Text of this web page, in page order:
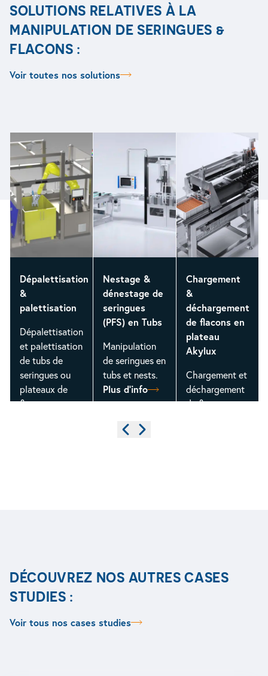
SOLUTIONS RELATIVES À LA
MANIPULATION DE SERINGUES &
FLACONS :
Voir toutes nos solutions
Dépalettisation
&
palettisation
Dépalettisation
et palettisation
de tubs de
seringues ou
plateaux de
flacons
Nestage &
dénestage de
seringues
(PFS) en Tubs
Manipulation
de seringues en
tubs et nests.
Plus d'info
Chargement
&
déchargement
de flacons en
plateau
Akylux
Chargement et
déchargement
de flacons en
DÉCOUVREZ NOS AUTRES CASES
STUDIES :
Voir tous nos cases studies